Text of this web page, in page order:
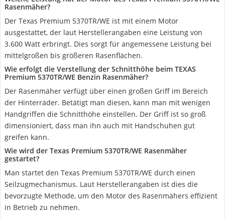
Rasenmäher?
Der Texas Premium 5370TR/WE ist mit einem Motor
ausgestattet, der laut Herstellerangaben eine Leistung von
3.600 Watt erbringt. Dies sorgt für angemessene Leistung bei
mittelgroßen bis größeren Rasenflächen.
Wie erfolgt die Verstellung der Schnitthöhe beim TEXAS
Premium 5370TR/WE Benzin Rasenmäher?
Der Rasenmäher verfügt über einen großen Griff im Bereich
der Hinterräder. Betätigt man diesen, kann man mit wenigen
Handgriffen die Schnitthöhe einstellen. Der Griff ist so groß
dimensioniert, dass man ihn auch mit Handschuhen gut
greifen kann.
Wie wird der Texas Premium 5370TR/WE Rasenmäher
gestartet?
Man startet den Texas Premium 5370TR/WE durch einen
Seilzugmechanismus. Laut Herstellerangaben ist dies die
bevorzugte Methode, um den Motor des Rasenmähers effizient
in Betrieb zu nehmen.